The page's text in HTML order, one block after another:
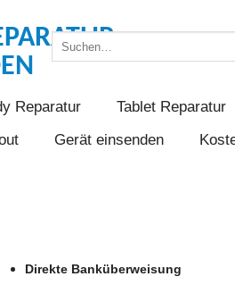
Reparatur Tablet Reparatur
Gerät einsenden
Direkte Banküberweisung